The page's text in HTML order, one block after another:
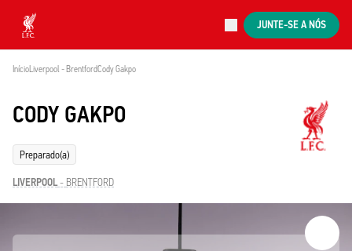
Now live
Liverpool
JUNTE-SE A NÓS
InícioLiverpool - BrentfordCody Gakpo
CODY GAKPO
Preparado(a)
LIVERPOOL- BRENTFORD